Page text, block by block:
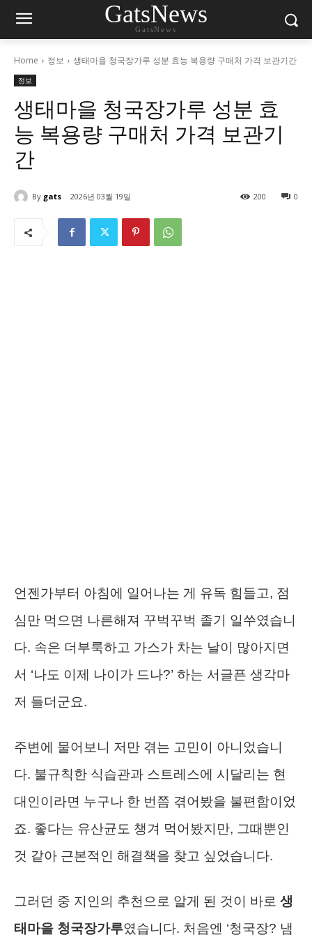
GatsNews
GatsNews
Home 정보 생태마을 청국장가루 성분 효능 복용량 구매처 가격 보관기간
정보
생태마을 청국장가루 성분 효
능 복용량 구매처 가격 보관기
간
By gats 2026년 03월 19일 0
200
언젠가부터 아침에 일어나는 게 유독 힘들고, 점
심만 먹으면 나른해져 꾸벅꾸벅 졸기 일쑤였습니
다. 속은 더부룩하고 가스가 차는 날이 많아지면
서 ‘나도 이제 나이가 드나?’ 하는 서글픈 생각마
저 들더군요.
주변에 물어보니 저만 겪는 고민이 아니었습니
다. 불규칙한 식습관과 스트레스에 시달리는 현
대인이라면 누구나 한 번쯤 겪어봤을 불편함이었
죠. 좋다는 유산균도 챙겨 먹어봤지만, 그때뿐인
것 같아 근본적인 해결책을 찾고 싶었습니다.
그러던 중 지인의 추천으로 알게 된 것이 바로 생
태마을 청국장가루였습니다. 처음엔 ‘청국장? 냄